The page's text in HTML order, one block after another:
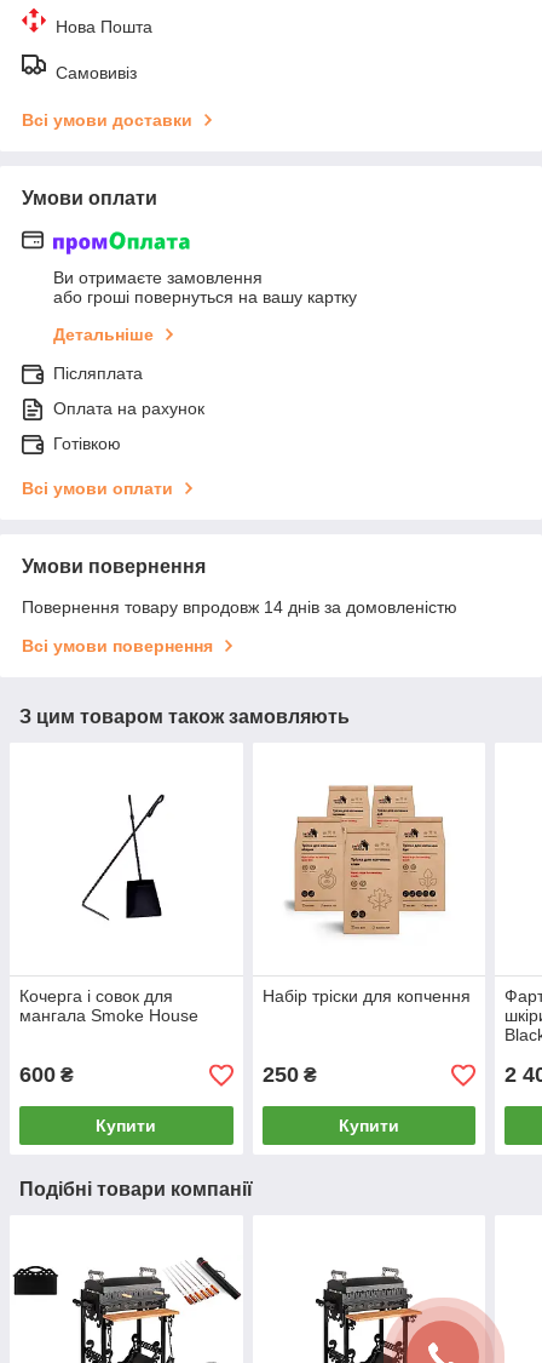
Нова Пошта
Самовивіз
Всі умови доставки
Умови оплати
Ви отримаєте замовлення
або гроші повернуться на вашу картку
Детальніше
Післяплата
Оплата на рахунок
Готівкою
Всі умови оплати
Умови повернення
Повернення товару впродовж 14 днів за домовленістю
Всі умови повернення
З цим товаром також замовляють
Кочерга і совок для
мангала Smoke House
600 ₴
Купити
Набір тріски для копчення
250₴
Купити
2
Подібні товари компанії